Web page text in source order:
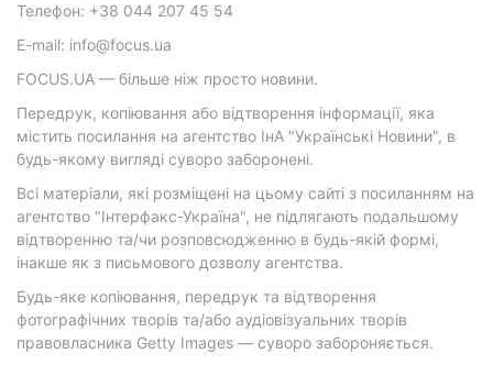
Телефон: +38 044 207 45 54
E-mail: info@focus.ua
FOCUS.UA — більше ніж просто новини.
Передрук, копіювання або відтворення інформації, яка
містить посилання на агентство ІнА "Українські Новини", в
будь-якому вигляді суворо заборонені.
Всі матеріали, які розміщені на цьому сайті з посиланням на
агентство "Інтерфакс-Україна", не підлягають подальшому
відтворенню та/чи розповсюдженню в будь-якій формі,
інакше як з письмового дозволу агентства.
Будь-яке копіювання, передрук та відтворення
фотографічних творів та/або аудіовізуальних творів
правовласника Getty Images — суворо забороняється.